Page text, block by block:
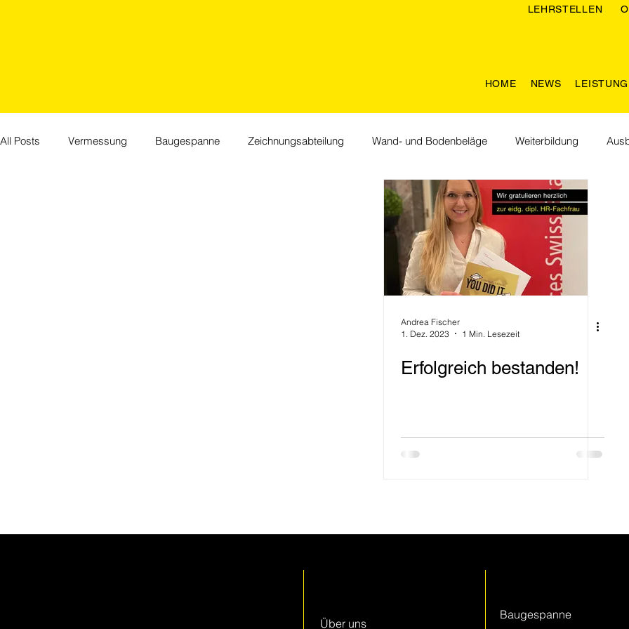
LEHRSTELLEN
HOME NEWS
All Posts Vermessung Baugespanne Zeichnungsabteilung Wand- und Bodenbeläge Weiterbildung
Lebenräume Nachhaltigkeit
Andrea Fischer
1. Dez. 2023
1 Min. Lesezeit
Erfolgreich bestanden!
Über uns
Baugespanne